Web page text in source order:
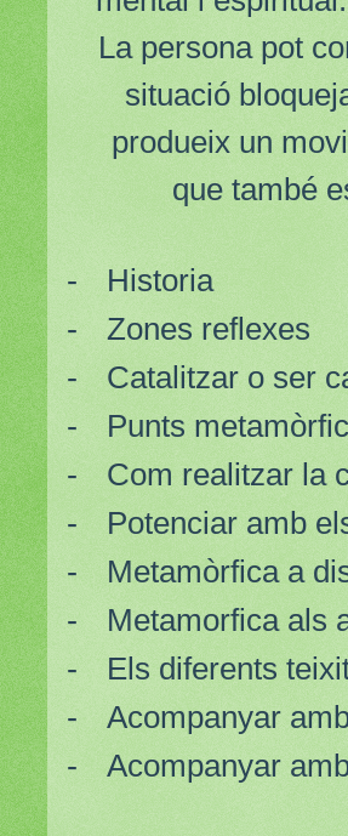
La persona pot
situació
produeix un
que també
-
Historia
-
Zones reflexes
-
Catalitzar o ser
-
Punts
-
Com realitzar la
-
Potenciar amb
-
Metamòrfica a
-
Metamorfica als
-
Els diferents
-
Acompanyar
-
Acompanyar